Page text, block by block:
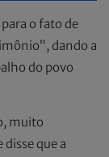
o fato de
dando a
do povo
muito
que a